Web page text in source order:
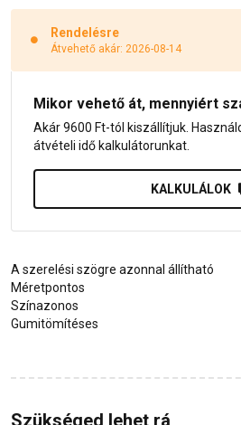
Rendelésre
Átvehető akár: 2026-08-14
Mikor vehető át, mennyiért
Akár 9600 Ft-tól kiszállítjuk.
átvételi idő kalkulátorunkat.
KALKULÁLOK
A szerelési szögre azonnal állítható
Méretpontos
Színazonos
Gumitömítéses